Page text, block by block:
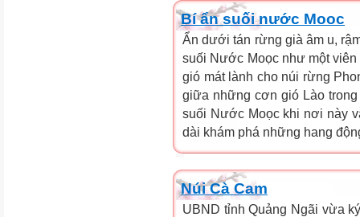
Bí ẩn suối nước Mooc
Ẩn dưới tán rừng già âm u,
suối Nước Moọc như một
gió mát lành cho núi rừng
giữa những cơn gió Lào
suối Nước Moọc khi nơi này
dài khám phá những hang
Núi Cà Cam
UBND tỉnh Quảng Ngãi vừa